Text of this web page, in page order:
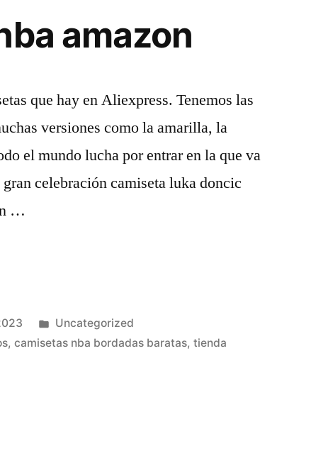
amazon
que hay en Aliexpress. Tenemos las
versiones como la amarilla, la
el mundo lucha por entrar en la que va
celebración camiseta luka doncic
…
Publicado
en
Uncategorized
,camisetas nba bordadas baratas,tienda